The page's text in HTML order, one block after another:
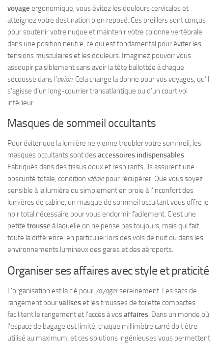
voyage ergonomique, vous évitez les douleurs cervicales et
atteignez votre destination bien reposé. Ces oreillers sont conçus
pour soutenir votre nuque et maintenir votre colonne vertébrale
dans une position neutre, ce qui est fondamental pour éviter les
tensions musculaires et les douleurs. Imaginez pouvoir vous
assoupir paisiblement sans avoir la tête ballottée à chaque
secousse dans l’avion. Cela change la donne pour vos voyages, qu’il
s’agisse d’un long-courrier transatlantique ou d’un court vol
intérieur.
Masques de sommeil occultants
Pour éviter que la lumière ne vienne troubler votre sommeil, les
masques occultants sont desaccessoires indispensables.
Fabriqués dans des tissus doux et respirants, ils assurent une
obscurité totale, condition idéalepour récupérer. Que vous soyez
sensible à la lumière ou simplement en proie à l’inconfort des
lumières de cabine, un masque de sommeil occultant vous offre le
noir total nécessaire pour vous endormir facilement. C’est une
petite trousse à laquelle on ne pense pas toujours, mais qui fait
toute la différence, en particulier lors des vols de nuit ou dans les
environnements lumineux des gares et des aéroports.
Organiser ses affaires avec style et praticité
L’organisation est la clé pour voyagersereinement. Les sacs de
rangement pourvaliseset les trousses de toilette compactes
facilitent le rangement et l’accès à vosaffaires. Dans un monde où
l’espace de bagage est limité, chaque millimètre carré doit être
utilisé au maximum, et ces solutions ingénieuses vous permettent